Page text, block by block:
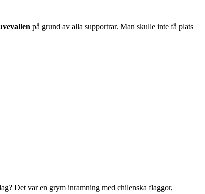
på grund av alla supportrar. Man skulle inte få plats
Det var en grym inramning med chilenska flaggor,